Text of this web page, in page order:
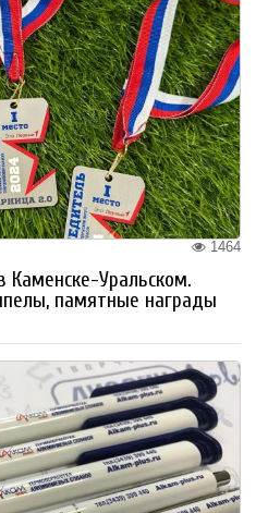
1464
Каменске-Уральском.
памятные награды